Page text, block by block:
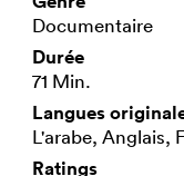
Documentaire
Durée
71 Min.
Langues
L'arabe, Anglais,
Ratings